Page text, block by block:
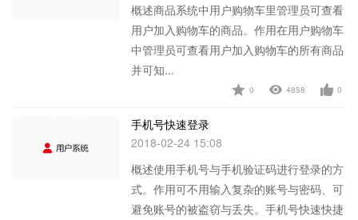
概述商品系统中用户购物车里管理员可查看
用户加入购物车的商品。作用在用户购物车
中管理员可查看用户加入购物车的所有商品
并可知...
0 4858 0
手机号快速登录
2018-02-24 15:08
概述使用手机号与手机验证码进行登录的方
式。作用可不用输入复杂的账号与密码、可
避免账号的被盗窃与丢失。手机号快速快捷